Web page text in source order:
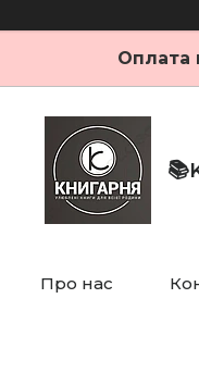
Оплата
Про нас